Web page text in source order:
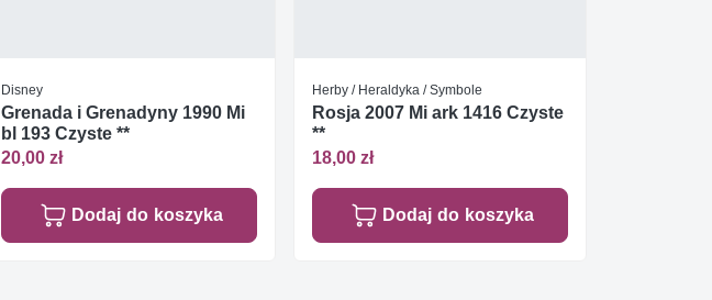
Disney
Grenada i Grenadyny 1990 Mi
bl 193 Czyste **
20,00 zł
Dodaj do koszyka
Herby / Heraldyka / Symbole
Rosja 2007 Mi ark 1416 Czyste
**
18,00 zł
Dodaj do koszyka